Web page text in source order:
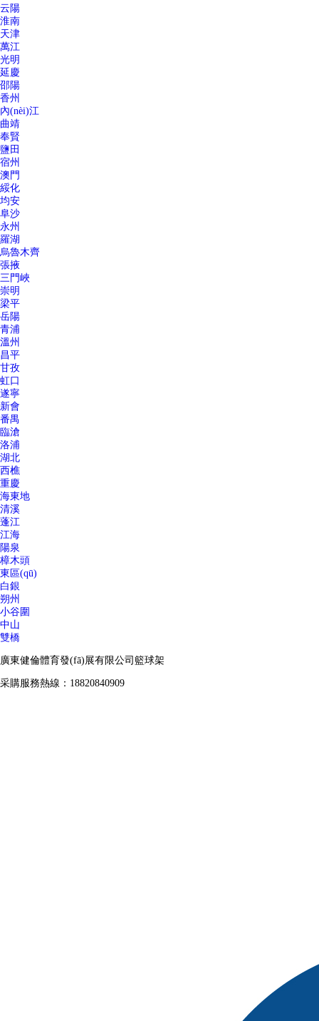
云陽
淮南
天津
萬江
光明
延慶
邵陽
香州
內(nèi)江
曲靖
奉賢
鹽田
宿州
澳門
綏化
均安
阜沙
永州
羅湖
烏魯木齊
張掖
三門峽
崇明
梁平
岳陽
青浦
溫州
昌平
甘孜
虹口
遂寧
新會
番禺
臨滄
洛浦
湖北
西樵
重慶
海東地
清溪
蓬江
江海
陽泉
樟木頭
東區(qū)
白銀
朔州
小谷圍
中山
雙橋
廣東健倫體育發(fā)展有限公司籃球架
采購服務熱線：18820840909